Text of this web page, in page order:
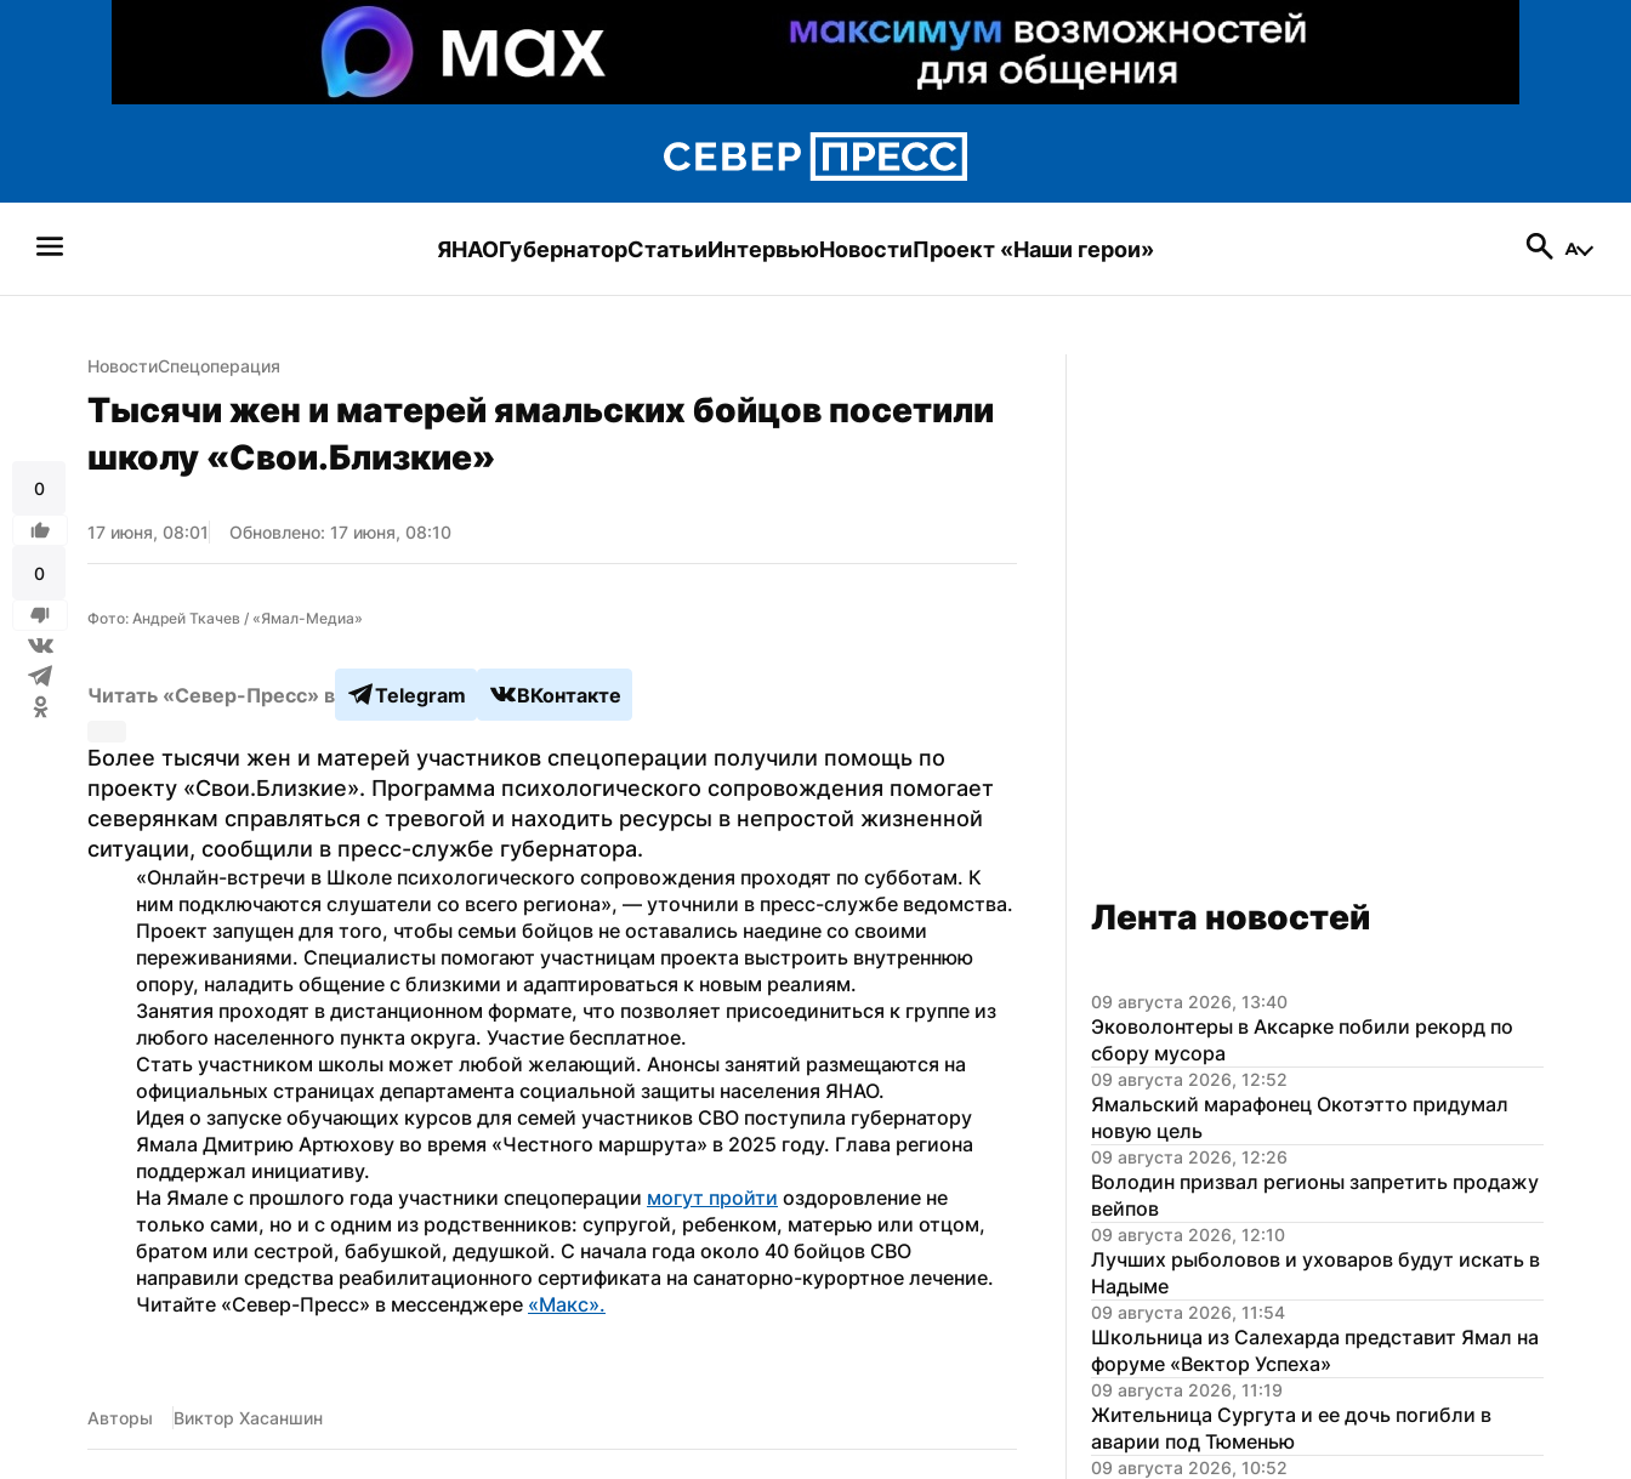
ЯНАОГубернаторСтатьиИнтервьюНовостиПроект «Наши герои»
0
0
НовостиСпецоперация
Тысячи жен и матерей ямальских бойцов посетили
школу «Свои.Близкие»
17 июня, 08:01 Обновлено: 17 июня, 08:10
Фото: Андрей Ткачев / «Ямал-Медиа»
Читать «Север-Пресс» в Telegram ВКонтакте
Более тысячи жен и матерей участников спецоперации получили помощь по
проекту «Свои.Близкие». Программа психологического сопровождения помогает
северянкам справляться с тревогой и находить ресурсы в непростой жизненной
ситуации, сообщили в пресс-службе губернатора.
«Онлайн-встречи в Школе психологического сопровождения проходят по субботам. К
ним подключаются слушатели со всего региона», — уточнили в пресс-службе ведомства.
Проект запущен для того, чтобы семьи бойцов не оставались наедине со своими
переживаниями. Специалисты помогают участницам проекта выстроить внутреннюю
опору, наладить общение с близкими и адаптироваться к новым реалиям.
Занятия проходят в дистанционном формате, что позволяет присоединиться к группе из
любого населенного пункта округа. Участие бесплатное.
Стать участником школы может любой желающий. Анонсы занятий размещаются на
официальных страницах департамента социальной защиты населения ЯНАО.
Идея о запуске обучающих курсов для семей участников СВО поступила губернатору
Ямала Дмитрию Артюхову во время «Честного маршрута» в 2025 году. Глава региона
поддержал инициативу.
На Ямале с прошлого года участники спецоперации могут пройти оздоровление не
только сами, но и с одним из родственников: супругой, ребенком, матерью или отцом,
братом или сестрой, бабушкой, дедушкой. С начала года около 40 бойцов СВО
направили средства реабилитационного сертификата на санаторно-курортное лечение.
Читайте «Север-Пресс» в мессенджере «Макс».
Авторы Виктор Хасаншин
Лента новостей
09 августа 2026, 13:40
Эковолонтеры в Аксарке побили рекорд по
сбору мусора
09 августа 2026, 12:52
Ямальский марафонец Окотэтто придумал
новую цель
09 августа 2026, 12:26
Володин призвал регионы запретить продажу
вейпов
09 августа 2026, 12:10
Лучших рыболовов и уховаров будут искать в
Надыме
09 августа 2026, 11:54
Школьница из Салехарда представит Ямал на
форуме «Вектор Успеха»
09 августа 2026, 11:19
Жительница Сургута и ее дочь погибли в
аварии под Тюменью
09 августа 2026, 10:52